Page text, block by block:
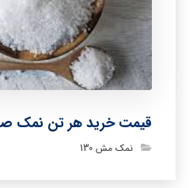
قیمت خرید هر تن نمک
نمک مش 130